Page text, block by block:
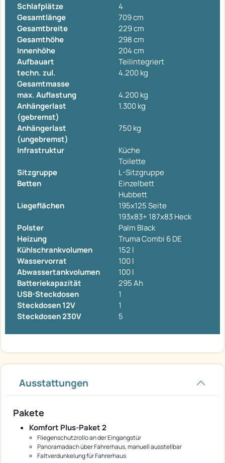
Schlafplätze
4
Gesamtlänge
709 cm
Gesamtbreite
229 cm
Gesamthöhe
298 cm
Innenhöhe
204 cm
Aufbauart
Teilintegriert
techn. zul.
Gesamtmasse
4.200 kg
max. Auflastung
4.200 kg
Anhängerlast
(gebremst)
1.300 kg
Anhängerlast
(ungebremst)
750 kg
Infrastruktur
Küche
Toilette
Sitzgruppe
L-Sitzgruppe
Betten
Einzelbett
Hubbett
Liegeflächen
195x125 Seite
193x83+ 187x83 Heck
Polster
Palm Black
Heizung
Truma Combi 6 DE
Kühlschrankvolumen
152 l
Wasservorrat
100 l
Abwassertankvolumen
100 l
Batteriekapazität
295 Ah
USB-Steckdosen
1
Steckdosen 12V
1
Steckdosen 230V
5
Ausstattungen
Pakete
Komfort Plus-Paket 2
Fliegenschutzrollo an der Eingangstür
Panoramadach über Fahrerhaus, manuell ausstellbar
Faltverdunkelung für Fahrerhaus